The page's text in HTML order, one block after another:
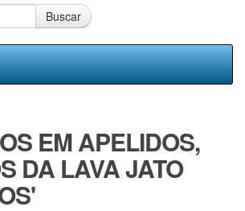
Buscar
EM APELIDOS,
DA LAVA JATO